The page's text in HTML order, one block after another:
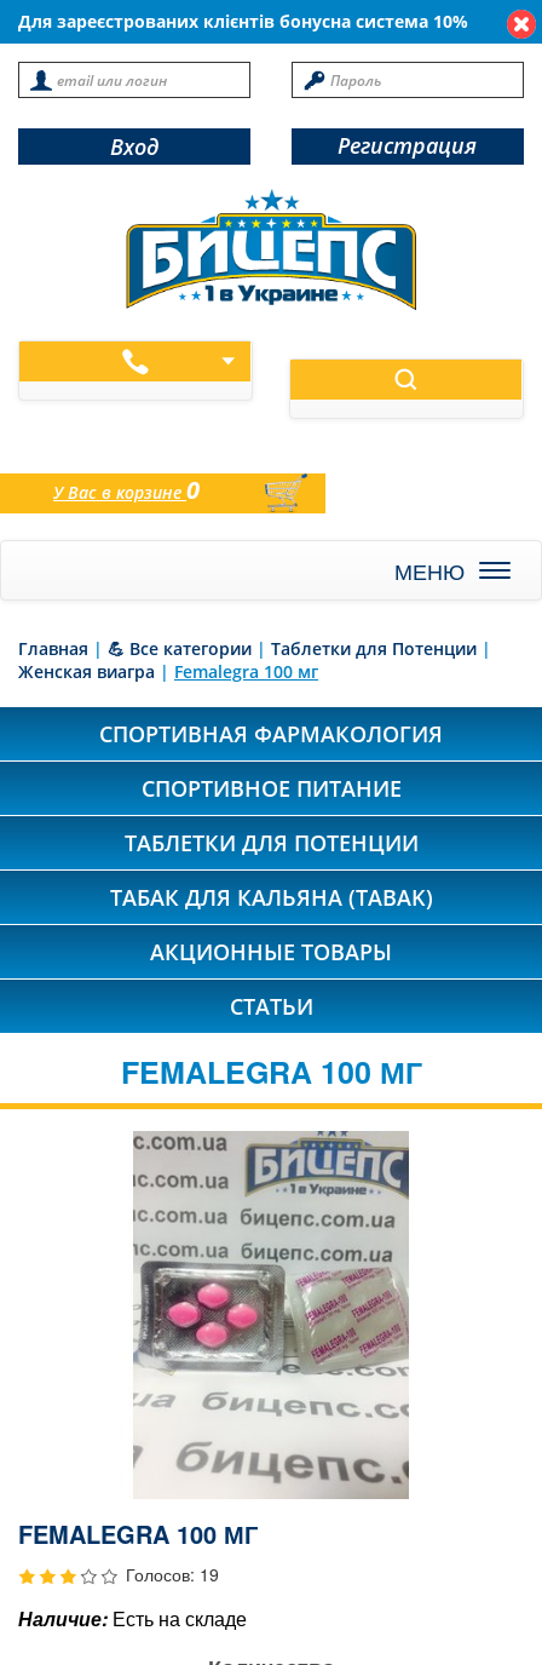
Для зареєстрованих клієнтів бонусна система 10%
Вход Регистрация
У Вас в корзине0
товаров
Главная | 💪 Все категории | Таблетки для Потенции |
Женская виагра | Femalegra 100 мг
СПОРТИВНАЯ ФАРМАКОЛОГИЯ
СПОРТИВНОЕ ПИТАНИЕ
ТАБЛЕТКИ ДЛЯ ПОТЕНЦИИ
ТАБАК ДЛЯ КАЛЬЯНА (TABAK)
АКЦИОННЫЕ ТОВАРЫ
СТАТЬИ
FEMALEGRA 100 МГ
FEMALEGRA 100 МГ
Голосов: 19
Наличие: Есть на складе